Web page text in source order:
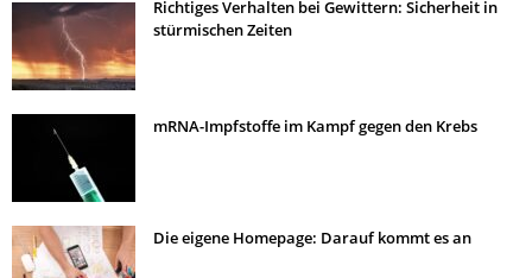
Richtiges Verhalten bei Gewittern: Sicherheit in
stürmischen Zeiten
mRNA-Impfstoffe im Kampf gegen den Krebs
Die eigene Homepage: Darauf kommt es an